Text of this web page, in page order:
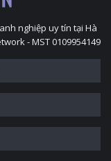
nghiệp uy tín tại Hà
- MST 0109954149